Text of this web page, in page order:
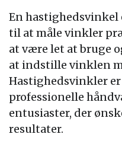
En
til at måle vinkler
at være let at bruge
at indstille vinklen
Hastighedsvinkler
professionelle
entusiaster, der
resultater.